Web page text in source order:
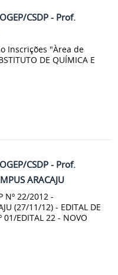
CSDP - Prof.
Inscrições "Àrea de
DE QUÍMICA E
CSDP - Prof.
ARACAJU
Nº 22/2012 -
(27/11/12) - EDITAL DE
01/EDITAL 22 - NOVO